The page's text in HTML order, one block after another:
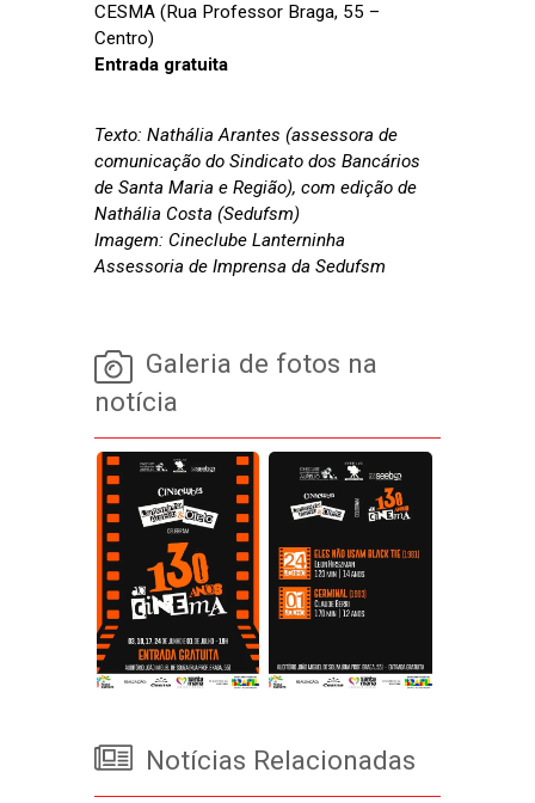
CESMA (Rua Professor Braga, 55 –
Centro)
Entrada gratuita
Texto: Nathália Arantes (assessora de
comunicação do Sindicato dos Bancários
de Santa Maria e Região), com edição de
Nathália Costa (Sedufsm)
Imagem: Cineclube Lanterninha
Assessoria de Imprensa da Sedufsm
Galeria de fotos na
notícia
Notícias Relacionadas